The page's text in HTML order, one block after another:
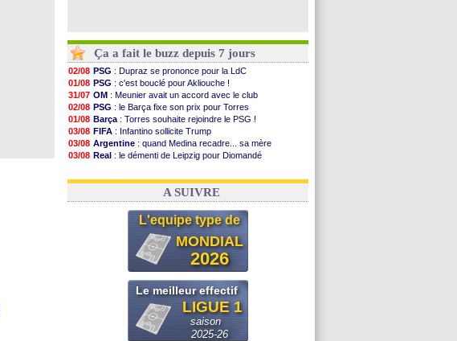
Ça a fait le buzz depuis 7 jours
02/08 PSG : Dupraz se prononce pour la LdC
01/08 PSG : c'est bouclé pour Akliouche !
31/07 OM : Meunier avait un accord avec le club
02/08 PSG : le Barça fixe son prix pour Torres
01/08 Barça : Torres souhaite rejoindre le PSG !
03/08 FIFA : Infantino sollicite Trump
03/08 Argentine : quand Medina recadre... sa mère
03/08 Real : le démenti de Leipzig pour Diomandé
31/07 FIFA: le conseiller d'Infantino démissionne !
A SUIVRE
L'equipe type de
MONDIAL
2026
Le meilleur effectif
LIGUE 1
saison
2025-26